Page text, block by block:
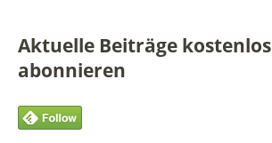
Aktuelle Beiträge kostenlos
abonnieren